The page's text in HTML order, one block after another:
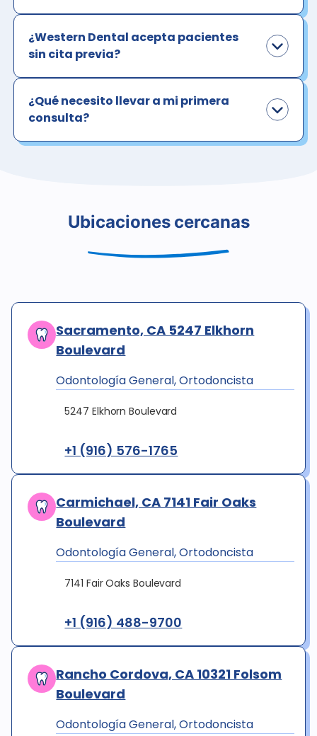
¿Western Dental acepta pacientes
sin cita previa?
¿Qué necesito llevar a mi primera
consulta?
Ubicaciones cercanas
Sacramento, CA 5247 Elkhorn
Boulevard
Odontología General, Ortodoncista
5247 Elkhorn Boulevard
+1 (916) 576-1765
Carmichael, CA 7141 Fair Oaks
Boulevard
Odontología General, Ortodoncista
7141 Fair Oaks Boulevard
+1 (916) 488-9700
Rancho Cordova, CA 10321 Folsom
Boulevard
Odontología General, Ortodoncista